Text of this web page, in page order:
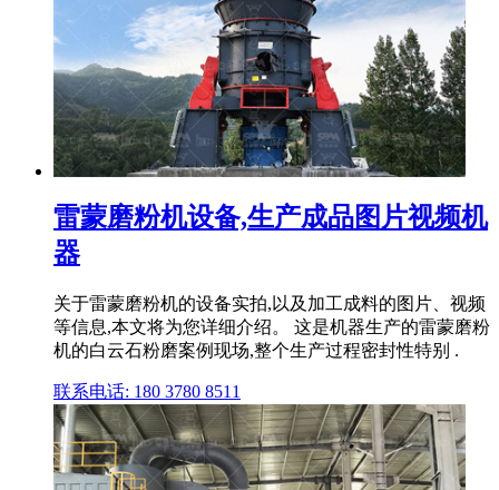
雷蒙磨粉机设备,生产成品图片视频机
器
关于雷蒙磨粉机的设备实拍,以及加工成料的图片、视频
等信息,本文将为您详细介绍。 这是机器生产的雷蒙磨粉
机的白云石粉磨案例现场,整个生产过程密封性特别 .
联系电话: 180 3780 8511